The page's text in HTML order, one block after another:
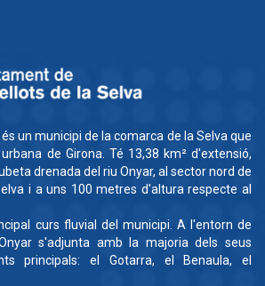
un municipi de la comarca de la Selva que
de Girona. Té 13,38 km² d'extensió,
drenada del riu Onyar, al sector nord de
i a uns 100 metres d'altura respecte al
curs fluvial del municipi. A l'entorn de
s'adjunta amb la majoria dels seus
principals: el Gotarra, el Benaula, el